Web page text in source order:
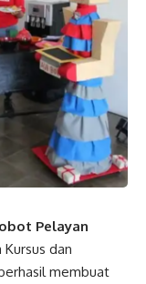
Pelayan
dan
membuat